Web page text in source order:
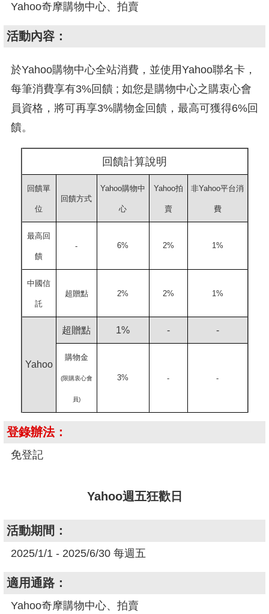
Yahoo奇摩購物中心、拍賣
活動內容：
於Yahoo購物中心全站消費，並使用Yahoo聯名卡，
每筆消費享有3%回饋 ; 如您是購物中心之購衷心會
員資格，將可再享3%購物金回饋，最高可獲得6%回
饋。
回饋計算說明
回饋單
位
回饋方式
Yahoo購物中
心
Yahoo拍
賣
非Yahoo平台消
費
最高回
饋
- 6% 2% 1%
中國信
託
超贈點 2% 2% 1%
Yahoo
超贈點 1% - -
購物金
(限購衷心會
員)
3% - -
登錄辦法：
免登記
Yahoo週五狂歡日
活動期間：
2025/1/1 - 2025/6/30 每週五
適用通路：
Yahoo奇摩購物中心、拍賣